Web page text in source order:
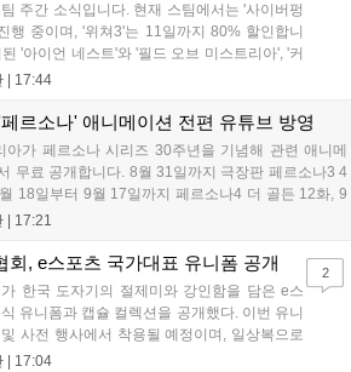
주간 소식입니다. 현재 스팀에서는 '사이버펑
행 중이며, '위쳐3'는 11일까지 80% 할인합니
'아이언 네스트'와 '필드 오브 미스트리아', '커
고 있습니다. 한편, 7일 출시된 '마블 투혼'은
고스트리콘: 와일드랜드'는 7년 만의 대규모 업
이츠'와 함께 95% 할인 중입니다....
17:44
르소나' 애니메이션 전편 유튜브 방영
아가 페르소나 시리즈 30주년을 기념해 관련 애니메
무료 공개합니다. 8월 31일까지 극장판 페르소나3 4
18일부터 9월 17일까지 페르소나4 더 골든 12화, 9
14일까지 페르소나5 시리즈가 순차 공개됩니다. 또한
에 소개될 예정입니다....
17:21
회, e스포츠 국가대표 유니폼 공개
한국 도자기의 절제미와 강인함을 담은 e스
유니폼과 캡슐 컬렉션을 공개했다. 이번 유니
사전 행사에서 착용될 예정이며, 일상복으로
는 8월 28일부터 골스튜디오 공식 홈페이지
17:04
2